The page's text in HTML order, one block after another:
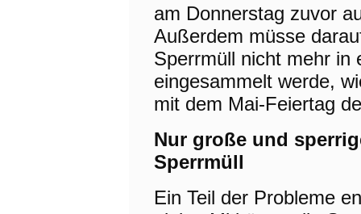
am Donnerstag zuvor
Außerdem müsse
Sperrmüll nicht mehr in
eingesammelt werde,
mit dem Mai-Feiertag
Nur große und
Sperrmüll
Ein Teil der Probleme